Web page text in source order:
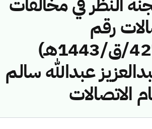
رقم
(42748874/ق/1443هـ)
عبدالله سالم
الاتصالات